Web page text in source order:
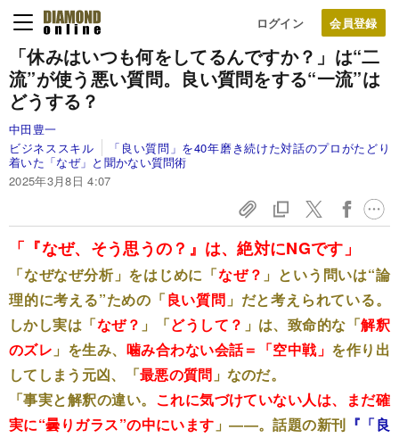
ログイン
「休みはいつも何をしてるんですか？」は“二
流”が使う悪い質問。良い質問をする“一流”は
どうする？
中田豊一
ビジネススキル
「良い質問」を40年磨き続けた対話のプロがたどり
着いた「なぜ」と聞かない質問術
2025年3月8日 4:07
「『なぜ、そう思うの？』は、絶対にNGです」
「なぜなぜ分析」をはじめに「なぜ？ 」という問いは“論
理的に考える”ための「良い質問 」だと考えられている。
しかし実は「なぜ？ 」「どうして？ 」は、致命的な「解釈
のズレ 」を生み、 噛み合わない会話＝「空中戦」 を作り出
してしまう元凶、「最悪の質問 」なのだ。
「事実と解釈の違い。 これに気づけていない人は、まだ確
実に“曇りガラス”の中にいます 」――。話題の新刊 『「良